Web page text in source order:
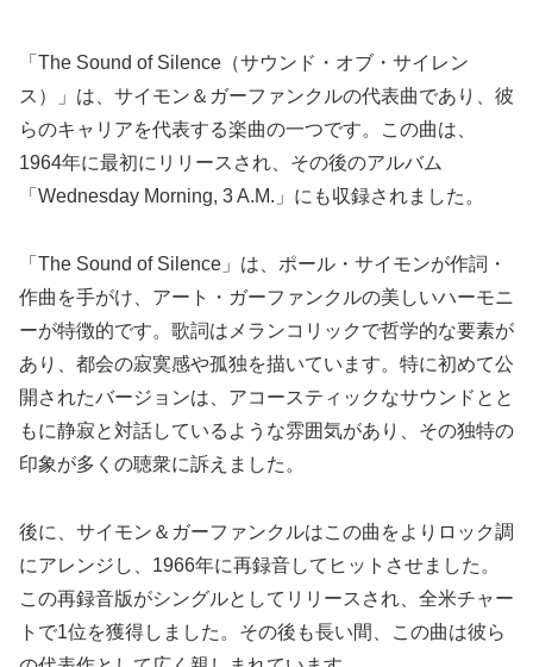
「The Sound of Silence（サウンド・オブ・サイレン
ス）」は、サイモン＆ガーファンクルの代表曲であり、彼
らのキャリアを代表する楽曲の一つです。この曲は、
1964年に最初にリリースされ、その後のアルバム
「Wednesday Morning, 3 A.M.」にも収録されました。
「The Sound of Silence」は、ポール・サイモンが作詞・
作曲を手がけ、アート・ガーファンクルの美しいハーモニ
ーが特徴的です。歌詞はメランコリックで哲学的な要素が
あり、都会の寂寞感や孤独を描いています。特に初めて公
開されたバージョンは、アコースティックなサウンドとと
もに静寂と対話しているような雰囲気があり、その独特の
印象が多くの聴衆に訴えました。
後に、サイモン＆ガーファンクルはこの曲をよりロック調
にアレンジし、1966年に再録音してヒットさせました。
この再録音版がシングルとしてリリースされ、全米チャー
トで1位を獲得しました。その後も長い間、この曲は彼ら